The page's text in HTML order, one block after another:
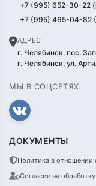
+7 (995) 652-30-22
+7 (995) 465-04-82
АДРЕС
г. Челябинск, пос.
г. Челябинск, ул.
МЫ В СОЦСЕТЯХ
ДОКУМЕНТЫ
Политика в отношении
Согласие на